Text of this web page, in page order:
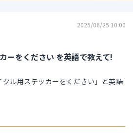
2025/06/25 10:00
ーをください を英語で教えて!
クル用ステッカーをください」と英語